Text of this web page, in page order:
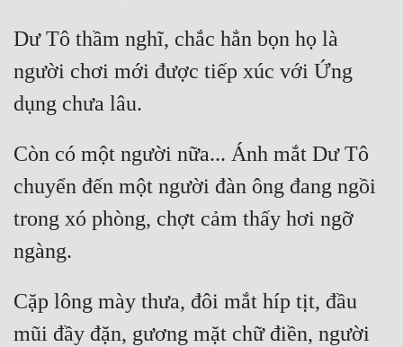
Hệ Thống
Học Đường
Kiếm Hiệp
Kỳ Ảo
Dư Tô thầm nghĩ, chắc hẳn bọn họ là
người chơi mới được tiếp xúc với Ứng
Còn có một người nữa... Ánh mắt Dư Tô
chuyển đến một người đàn ông đang ngồi
trong xó phòng, chợt cảm thấy hơi ngỡ
Cặp lông mày thưa, đôi mắt híp tịt, đầu
mũi đầy đặn, gương mặt chữ điền, người